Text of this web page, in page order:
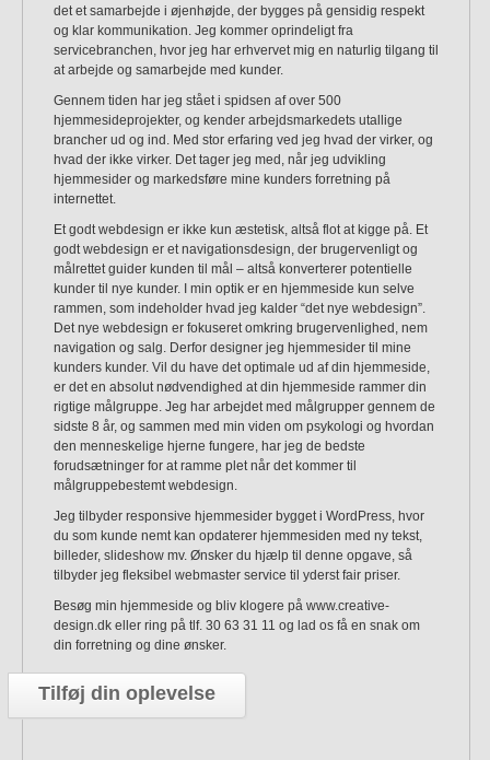
det et samarbejde i øjenhøjde, der bygges på gensidig respekt
og klar kommunikation. Jeg kommer oprindeligt fra
servicebranchen, hvor jeg har erhvervet mig en naturlig tilgang til
at arbejde og samarbejde med kunder.
Gennem tiden har jeg stået i spidsen af over 500
hjemmesideprojekter, og kender arbejdsmarkedets utallige
brancher ud og ind. Med stor erfaring ved jeg hvad der virker, og
hvad der ikke virker. Det tager jeg med, når jeg udvikling
hjemmesider og markedsføre mine kunders forretning på
internettet.
Et godt webdesign er ikke kun æstetisk, altså flot at kigge på. Et
godt webdesign er et navigationsdesign, der brugervenligt og
målrettet guider kunden til mål – altså konverterer potentielle
kunder til nye kunder. I min optik er en hjemmeside kun selve
rammen, som indeholder hvad jeg kalder “det nye webdesign”.
Det nye webdesign er fokuseret omkring brugervenlighed, nem
navigation og salg. Derfor designer jeg hjemmesider til mine
kunders kunder. Vil du have det optimale ud af din hjemmeside,
er det en absolut nødvendighed at din hjemmeside rammer din
rigtige målgruppe. Jeg har arbejdet med målgrupper gennem de
sidste 8 år, og sammen med min viden om psykologi og hvordan
den menneskelige hjerne fungere, har jeg de bedste
forudsætninger for at ramme plet når det kommer til
målgruppebestemt webdesign.
Jeg tilbyder responsive hjemmesider bygget i WordPress, hvor
du som kunde nemt kan opdaterer hjemmesiden med ny tekst,
billeder, slideshow mv. Ønsker du hjælp til denne opgave, så
tilbyder jeg fleksibel webmaster service til yderst fair priser.
Besøg min hjemmeside og bliv klogere på www.creative-
design.dk eller ring på tlf. 30 63 31 11 og lad os få en snak om
din forretning og dine ønsker.
Tilføj din oplevelse